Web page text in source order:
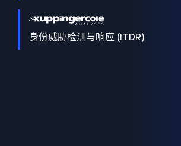
身份威胁检测与响应 (ITDR)